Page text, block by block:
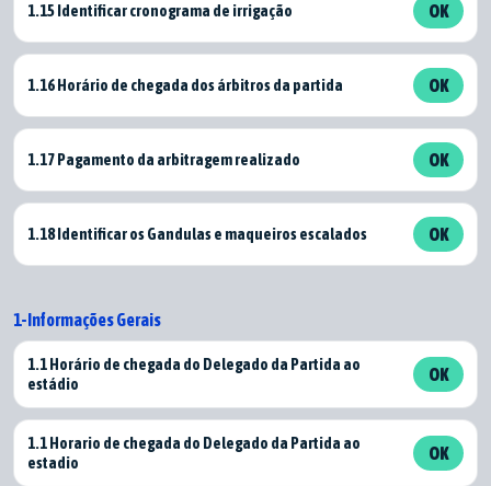
1.15 Identificar cronograma de irrigação OK
1.16 Horário de chegada dos árbitros da partida OK
1.17 Pagamento da arbitragem realizado OK
1.18 Identificar os Gandulas e maqueiros escalados OK
1-Informações Gerais
1.1 Horário de chegada do Delegado da Partida ao
estádio
OK
1.1 Horario de chegada do Delegado da Partida ao
estadio
OK